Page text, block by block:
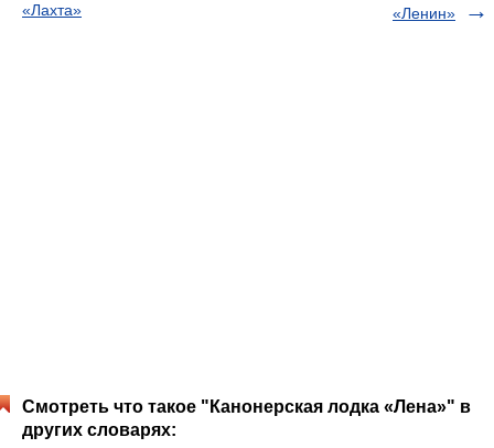
«Лахта»
«Ленин»
Смотреть что такое "Канонерская лодка «Лена»" в
других словарях: